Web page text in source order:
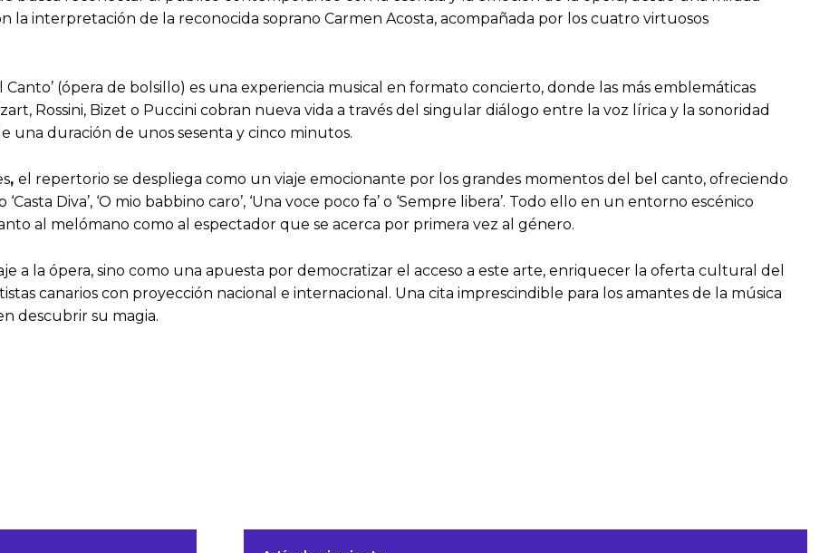
la interpretación de la reconocida soprano Carmen Acosta, acompañada por los cuatro virtuosos
Canto’ (ópera de bolsillo) es una experiencia musical en formato concierto, donde las más emblemáticas
Rossini, Bizet o Puccini cobran nueva vida a través del singular diálogo entre la voz lírica y la sonoridad
una duración de unos sesenta y cinco minutos.
, el repertorio se despliega como un viaje emocionante por los grandes momentos del bel canto, ofreciendo
Diva’, ‘O mio babbino caro’, ‘Una voce poco fa’ o ‘Sempre libera’. Todo ello en un entorno escénico
al melómano como al espectador que se acerca por primera vez al género.
a la ópera, sino como una apuesta por democratizar el acceso a este arte, enriquecer la oferta cultural del
canarios con proyección nacional e internacional. Una cita imprescindible para los amantes de la música
descubrir su magia.